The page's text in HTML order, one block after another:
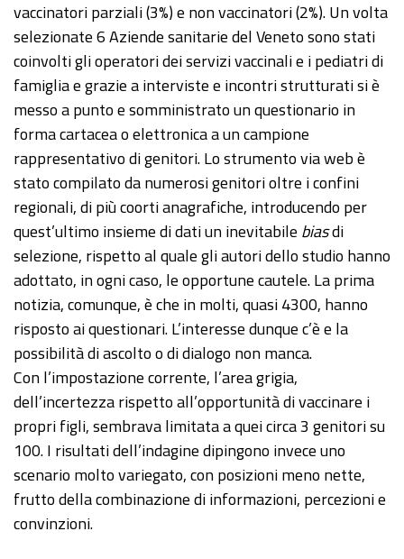
vaccinatori parziali (3%) e non vaccinatori (2%). Un volta
selezionate 6 Aziende sanitarie del Veneto sono stati
coinvolti gli operatori dei servizi vaccinali e i pediatri di
famiglia e grazie a interviste e incontri strutturati si è
messo a punto e somministrato un questionario in
forma cartacea o elettronica a un campione
rappresentativo di genitori. Lo strumento via web è
stato compilato da numerosi genitori oltre i confini
regionali, di più coorti anagrafiche, introducendo per
quest’ultimo insieme di dati un inevitabile biasdi
selezione, rispetto al quale gli autori dello studio hanno
adottato, in ogni caso, le opportune cautele. La prima
notizia, comunque, è che in molti, quasi 4300, hanno
risposto ai questionari. L’interesse dunque c’è e la
possibilità di ascolto o di dialogo non manca.
Con l’impostazione corrente, l’area grigia,
dell’incertezza rispetto all’opportunità di vaccinare i
propri figli, sembrava limitata a quei circa 3 genitori su
100. I risultati dell’indagine dipingono invece uno
scenario molto variegato, con posizioni meno nette,
frutto della combinazione di informazioni, percezioni e
convinzioni.